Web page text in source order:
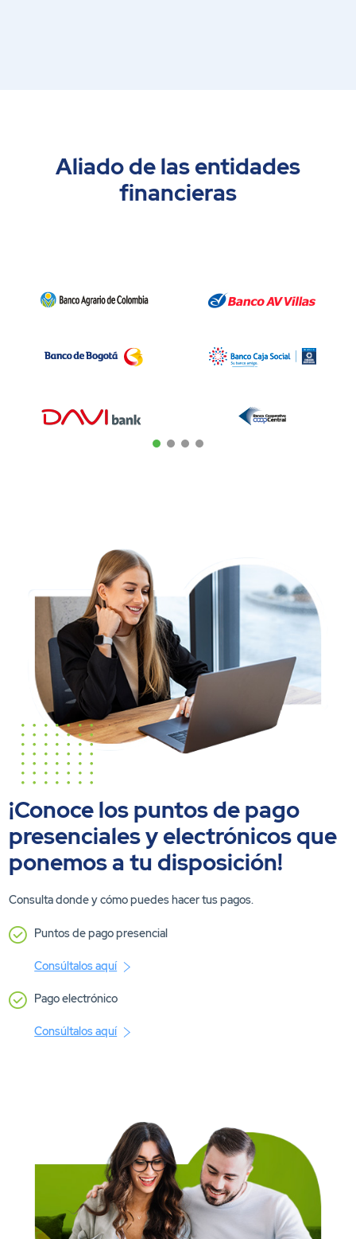
Aliado de las entidades
financieras
¡Conoce los puntos de pago
presenciales y electrónicos que
ponemos a tu disposición!
Consulta donde y cómo puedes hacer tus pagos.
Puntos de pago presencial
Consúltalos aquí
Pago electrónico
Consúltalos aquí